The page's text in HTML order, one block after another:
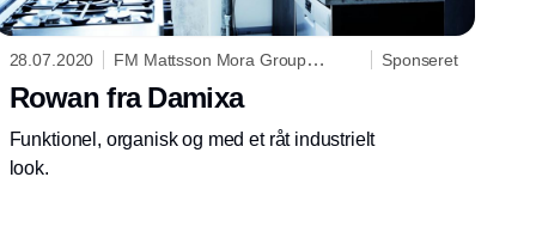
28.07.2020
FM Mattsson Mora Group
Sponseret
Rowan fra Damixa
Funktionel, organisk og med et råt industrielt
look.